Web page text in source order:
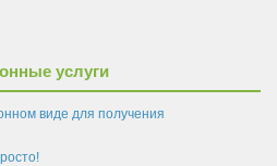
Курской области
правовые акты органов местного
поселка Золотухино
услуги
виде для получения